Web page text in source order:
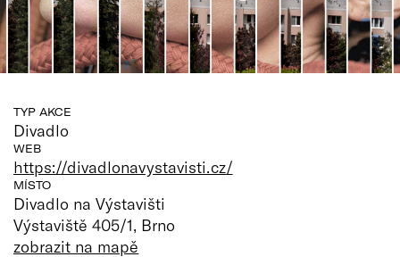
TYP AKCE
Divadlo
WEB
https://divadlonavystavisti.cz/
MÍSTO
Divadlo na Výstavišti
Výstaviště 405/1, Brno
zobrazit na mapě